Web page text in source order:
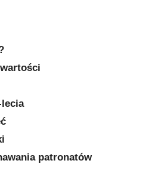
patronatów